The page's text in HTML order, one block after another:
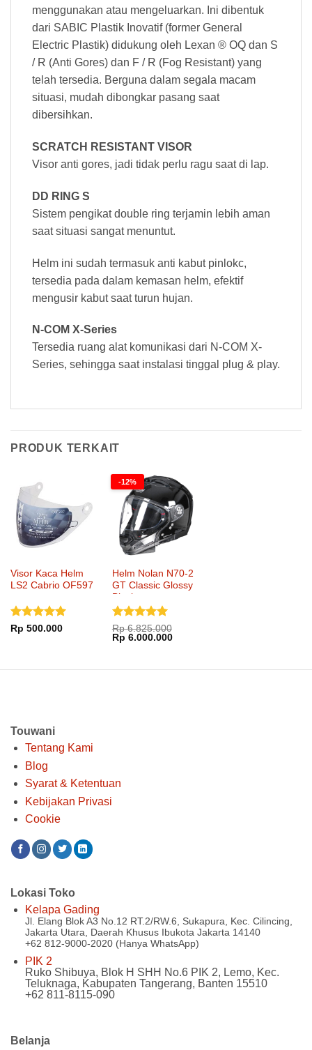
menggunakan atau mengeluarkan. Ini dibentuk
dari SABIC Plastik Inovatif (former General
Electric Plastik) didukung oleh Lexan ® OQ dan S
/ R (Anti Gores) dan F / R (Fog Resistant) yang
telah tersedia. Berguna dalam segala macam
situasi, mudah dibongkar pasang saat
dibersihkan.
SCRATCH RESISTANT VISOR
Visor anti gores, jadi tidak perlu ragu saat di lap.
DD RING S
Sistem pengikat double ring terjamin lebih aman
saat situasi sangat menuntut.
Helm ini sudah termasuk anti kabut pinlokc,
tersedia pada dalam kemasan helm, efektif
mengusir kabut saat turun hujan.
N-COM X-Series
Tersedia ruang alat komunikasi dari N-COM X-
Series, sehingga saat instalasi tinggal plug & play.
PRODUK TERKAIT
Visor Kaca Helm
LS2 Cabrio OF597
Dinilai5
Rp 500.000
-12%
Helm Nolan N70-2
GT Classic Glossy
Black
Dinilai5
dari 5
Rp6.825.000
Harga
aslinya
Rp 6.000.000Harga
Rp 6.000.000.
Touwani
Tentang Kami
Blog
Syarat & Ketentuan
Kebijakan Privasi
Cookie
Belanja
Lokasi Toko
Kelapa Gading
Jl. Elang Blok A3 No.12 RT.2/RW.6, Sukapura, Kec. Cilincing,
Jakarta Utara, Daerah Khusus Ibukota Jakarta 14140
+62 812-9000-2020 (Hanya WhatsApp)
PIK 2
Ruko Shibuya, Blok H SHH No.6 PIK 2, Lemo, Kec.
Teluknaga, Kabupaten Tangerang, Banten 15510
+62 811-8115-090